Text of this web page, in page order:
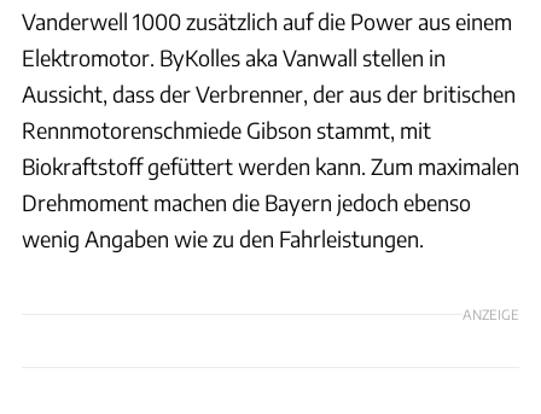
Vanderwell 1000 zusätzlich auf die Power aus einem
Elektromotor. ByKolles aka Vanwall stellen in
Aussicht, dass der Verbrenner, der aus der britischen
Rennmotorenschmiede Gibson stammt, mit
Biokraftstoff gefüttert werden kann. Zum maximalen
Drehmoment machen die Bayern jedoch ebenso
wenig Angaben wie zu den Fahrleistungen.
ANZEIGE